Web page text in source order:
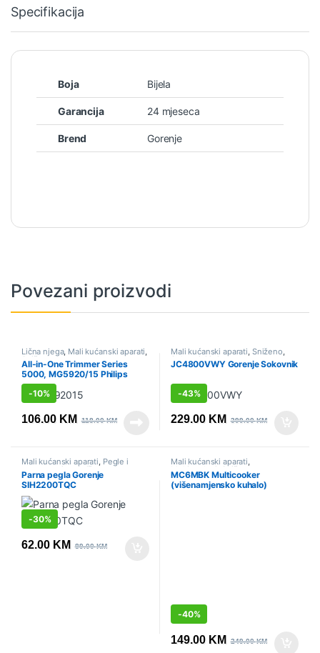
Specifikacija
Boja Bijela
Garancija 24 mjeseca
Brend Gorenje
Povezani proizvodi
Lična njega, Mali kućanski aparati
Sniženo
All-in-One Trimmer Series
5000, MG5920/15 Philips
-10%
106.00 KM 118.00KM
Mali kućanski aparati Sniženo
Sokovnici i citrusete
JC4800VWY Gorenje Sokovnik
-43%
229.00 KM 399.00KM
Mali kućanski aparati, Pegle i
parne stanice ,Sniženo
Parna pegla Gorenje
SIH2200TQC
-30%
62.00 KM 89.00KM
Mali kućanski aparati,
Multicookeri, Sniženo
MC6MBK Multicooker
(višenamjensko kuhalo)
-40%
149.00 KM 249.00KM